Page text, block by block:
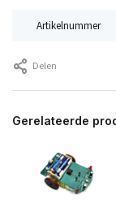
Artikelnummer
Delen
Gerelateerde